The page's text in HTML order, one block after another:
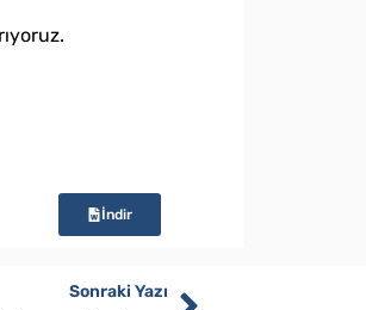
çağırıyoruz.
İndir
Sonraki Yazı